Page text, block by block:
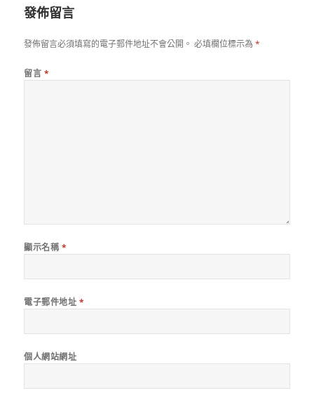
發佈留言
發佈留言必須填寫的電子郵件地址不會公開。 必填欄位標示為*
留言 *
顯示名稱 *
電子郵件地址 *
個人網站網址